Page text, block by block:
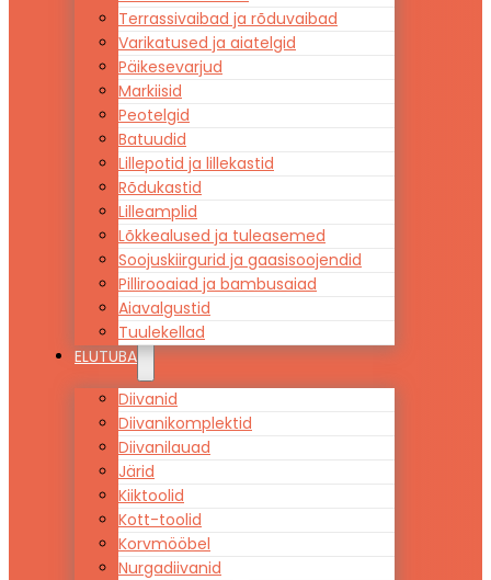
Terrassivaibad ja rõduvaibad
Varikatused ja aiatelgid
Päikesevarjud
Markiisid
Peotelgid
Batuudid
Lillepotid ja lillekastid
Rõdukastid
Lilleamplid
Lõkkealused ja tuleasemed
Soojuskiirgurid ja gaasisoojendid
Pillirooaiad ja bambusaiad
Aiavalgustid
Tuulekellad
ELUTUBA
Diivanid
Diivanikomplektid
Diivanilauad
Järid
Kiiktoolid
Kott-toolid
Korvmööbel
Nurgadiivanid